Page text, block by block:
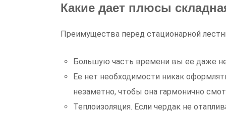
Какие дает плюсы
Преимущества перед стационарной
Большую часть времени вы ее даже не
Ее нет необходимости никак
незаметно, чтобы она гармонично
Теплоизоляция. Если чердак не